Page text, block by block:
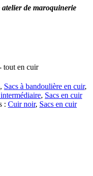
de maroquinerie
tout en cuir
, Sacs à bandoulière en cuir,
, Sacs en cuir
: Cuir noir, Sacs en cuir